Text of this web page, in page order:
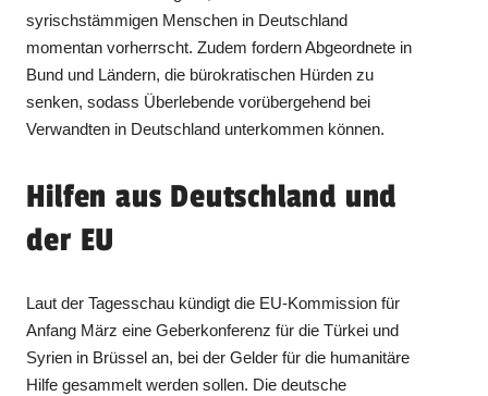
syrischstämmigen Menschen in Deutschland
momentan vorherrscht. Zudem fordern Abgeordnete in
Bund und Ländern, die bürokratischen Hürden zu
senken, sodass Überlebende vorübergehend bei
Verwandten in Deutschland unterkommen können.
Hilfen aus Deutschland und
der EU
Laut der Tagesschau kündigt die EU-Kommission für
Anfang März eine Geberkonferenz für die Türkei und
Syrien in Brüssel an, bei der Gelder für die humanitäre
Hilfe gesammelt werden sollen. Die deutsche